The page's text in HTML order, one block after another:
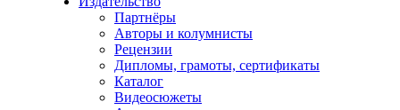
Партнёры
Авторы и колумнисты
Рецензии
Дипломы, грамоты, сертификаты
Каталог
Видеосюжеты